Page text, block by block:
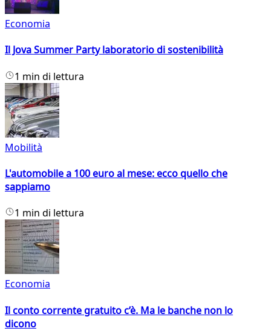
Economia
Il Jova Summer Party laboratorio di sostenibilità
1 min di lettura
Mobilità
L'automobile a 100 euro al mese: ecco quello che
sappiamo
1 min di lettura
Economia
Il conto corrente gratuito c’è. Ma le banche non lo
dicono